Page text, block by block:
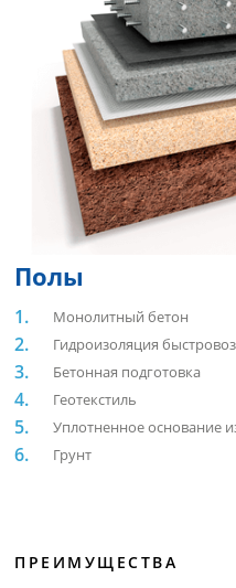
Полы
Монолитный бетон
Гидроизоляция
Бетонная подготовка
Геотекстиль
Уплотненное основание
Грунт
ПРЕИМУЩЕСТВА